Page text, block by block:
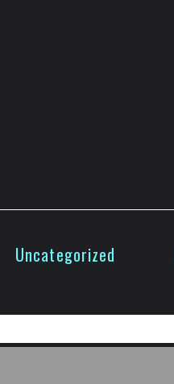
Uncategorized